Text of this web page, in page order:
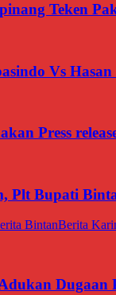
Teken
Vs
Press
Plt Bupati
BintanBerita
Dugaan